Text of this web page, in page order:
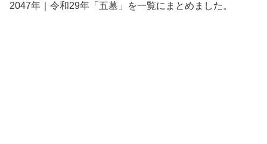
2047年｜令和29年「五墓」を一覧にまとめました。